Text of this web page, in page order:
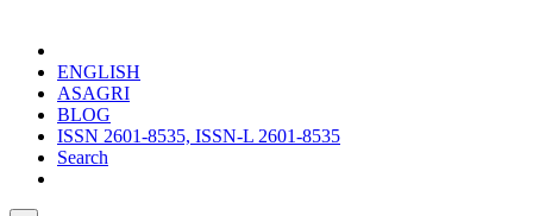
ENGLISH
ASAGRI
BLOG
ISSN 2601-8535, ISSN-L 2601-8535
Search